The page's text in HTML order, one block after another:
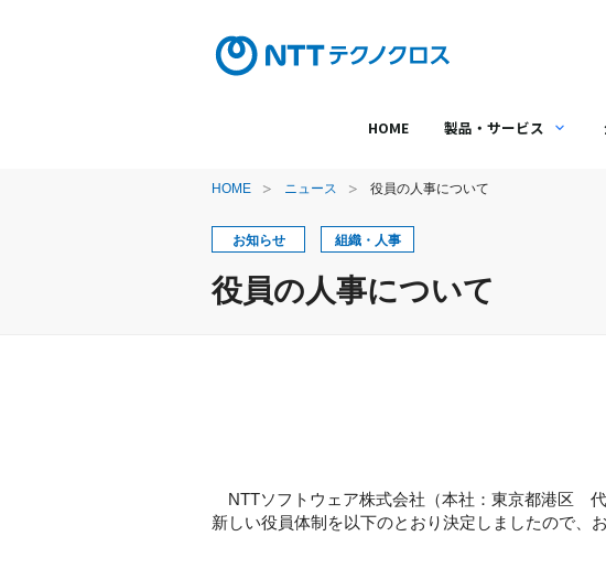
HOME 製品・サービス
HOME ニュース 役員の人事について
お知らせ 組織・人事
役員の人事について
NTTソフトウェア株式会社（本社：東京都港区 代
新しい役員体制を以下のとおり決定しましたので、